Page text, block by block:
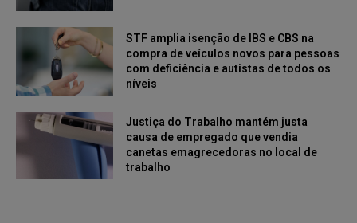
STF amplia isenção de IBS e CBS na
compra de veículos novos para pessoas
com deficiência e autistas de todos os
níveis
Justiça do Trabalho mantém justa
causa de empregado que vendia
canetas emagrecedoras no local de
trabalho